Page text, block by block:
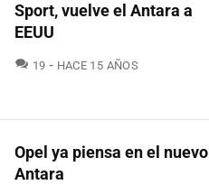
Sport, vuelve el Antara a
EEUU
19 COMENTARIOS
HACE 15 AÑOS
Opel ya piensa en el nuevo
Antara